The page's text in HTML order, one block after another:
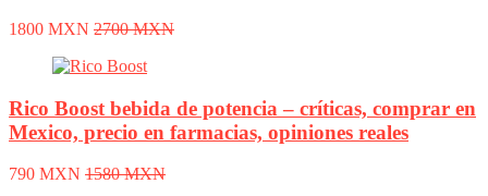
1800 MXN 2700 MXN
Rico Boost bebida de potencia – críticas, comprar en
Mexico, precio en farmacias, opiniones reales
790 MXN 1580 MXN